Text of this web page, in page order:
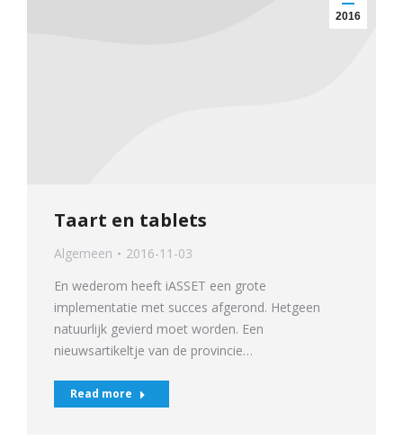
2016
Taart en tablets
Algemeen
2016-11-03
En wederom heeft iASSET een grote
implementatie met succes afgerond. Hetgeen
natuurlijk gevierd moet worden. Een
nieuwsartikeltje van de provincie…
Read more